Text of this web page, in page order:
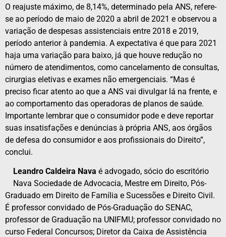
O reajuste máximo, de 8,14%, determinado pela ANS, refere-
se ao período de maio de 2020 a abril de 2021 e observou a
variação de despesas assistenciais entre 2018 e 2019,
período anterior à pandemia. A expectativa é que para 2021
haja uma variação para baixo, já que houve redução no
número de atendimentos, como cancelamento de consultas,
cirurgias eletivas e exames não emergenciais. “Mas é
preciso ficar atento ao que a ANS vai divulgar lá na frente, e
ao comportamento das operadoras de planos de saúde.
Importante lembrar que o consumidor pode e deve reportar
suas insatisfações e denúncias à própria ANS, aos órgãos
de defesa do consumidor e aos profissionais do Direito”,
conclui.
Leandro Caldeira Nava é advogado, sócio do escritório
Nava Sociedade de Advocacia, Mestre em Direito, Pós-
Graduado em Direito de Família e Sucessões e Direito Civil.
É professor convidado de Pós-Graduação do SENAC,
professor de Graduação na UNIFMU; professor convidado no
curso Federal Concursos; Diretor da Caixa de Assistência